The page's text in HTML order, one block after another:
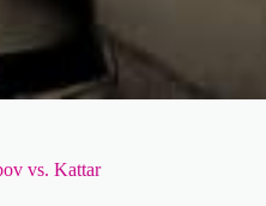
vs. Kattar